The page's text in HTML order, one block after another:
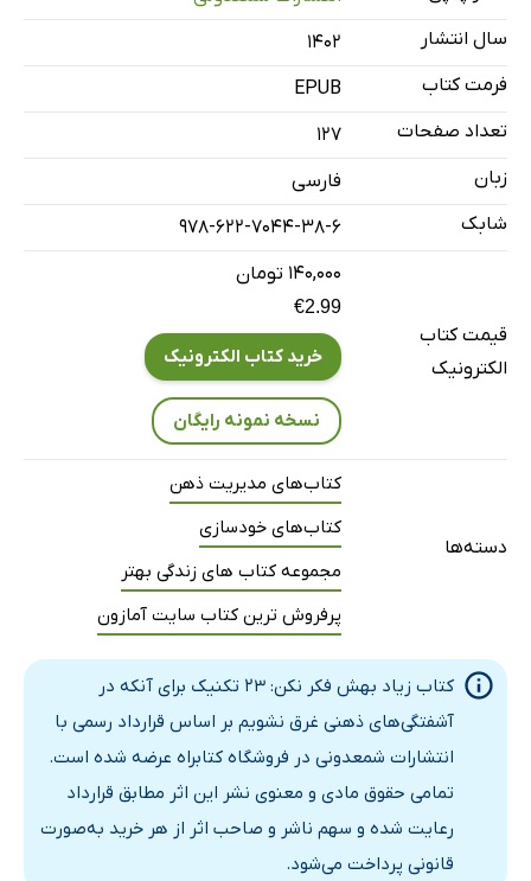
خلاصه ای از کتاب
سال انتشار
۱۴۰۲
فرمت کتاب
EPUB
تعداد صفحات
127
زبان
فارسی
شابک
978-622-7044-38-6
قیمت کتاب
الکترونیک
۱۴۰,۰۰۰ تومان
€2.99
خرید کتاب الکترونیک
نسخه نمونه رایگان
دسته‌ها
کتاب‌های مدیریت ذهن
کتاب‌های خودسازی
مجموعه کتاب های زندگی بهتر
پرفروش ترین کتاب سایت آمازون
کتاب زیاد بهش فکر نکن: 23 تکنیک برای آنکه در
آشفتگی‌های ذهنی غرق نشویم بر اساس قرارداد رسمی با
انتشارات شمعدونی در فروشگاه کتابراه عرضه شده است.
تمامی حقوق مادی و معنوی نشر این اثر مطابق قرارداد
رعایت شده و سهم ناشر و صاحب اثر از هر خرید به‌صورت
قانونی پرداخت می‌شود.